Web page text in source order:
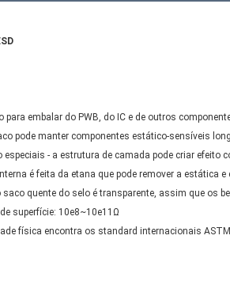
para embalar do PWB, do IC e de outros
pode manter componentes estático-sensíveis
especiais - a estrutura de camada pode criar
é feita da etana que pode remover a estática
saco quente do selo é transparente, assim que os
superfície: 10e8~10e11Ω
física encontra os standard internacionais